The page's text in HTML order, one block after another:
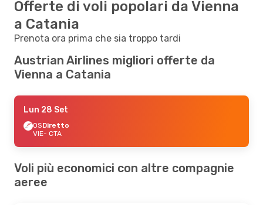
Offerte di voli popolari da Vienna
a Catania
Prenota ora prima che sia troppo tardi
Austrian Airlines migliori offerte da
Vienna a Catania
Lun 28 Set
OSDiretto
VIE- CTA
Voli più economici con altre compagnie
aeree